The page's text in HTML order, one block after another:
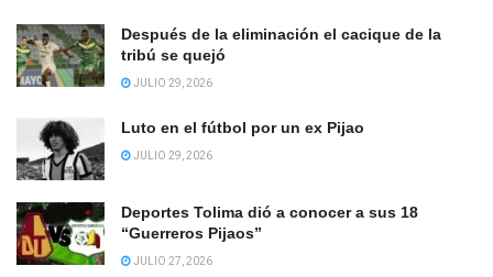
Después de la eliminación el cacique de la
tribú se quejó
JULIO 29, 2026
Luto en el fútbol por un ex Pijao
JULIO 29, 2026
Deportes Tolima dió a conocer a sus 18
“Guerreros Pijaos”
JULIO 27, 2026